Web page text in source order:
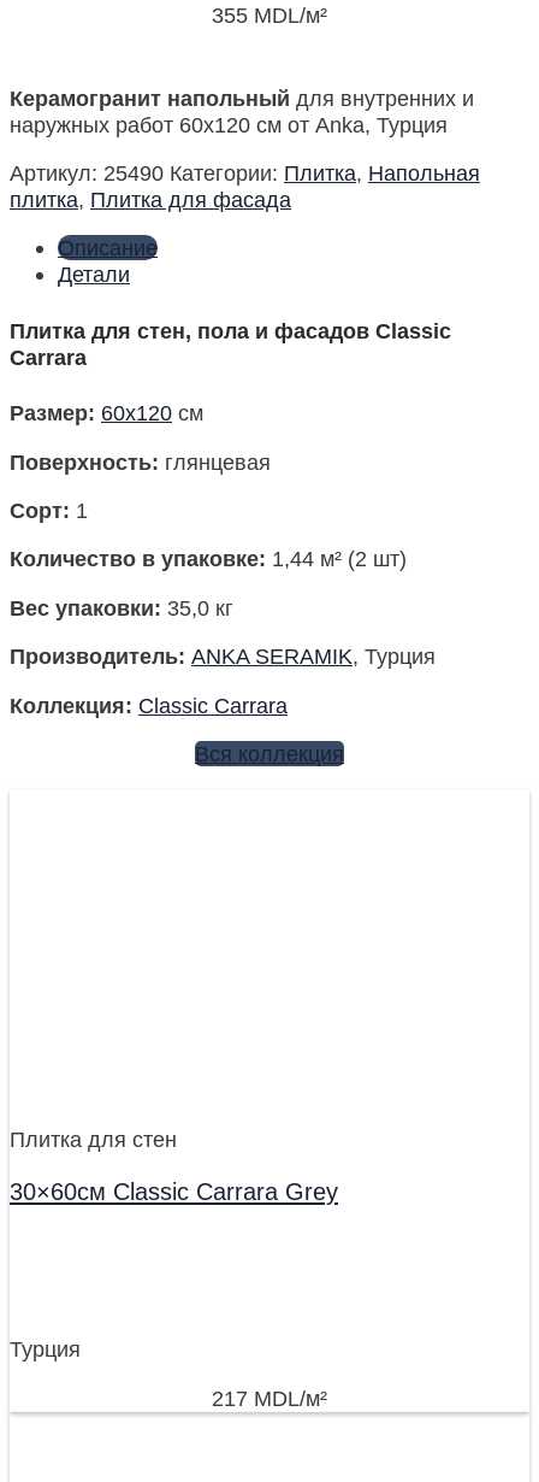
355 MDL/м²
Керамогранит напольный для внутренних и
наружных работ 60х120 см от Anka, Турция
Артикул: 25490 Категории: Плитка, Напольная
плитка, Плитка для фасада
Описание
Детали
Плитка для стен, пола и фасадов Classic
Carrara
Размер: 60х120 см
Поверхность: глянцевая
Сорт: 1
Количество в упаковке: 1,44 м² (2 шт)
Вес упаковки: 35,0 кг
Производитель: ANKA SERAMIK, Турция
Коллекция: Classic Carrara
Вся коллекция
Плитка для стен
30×60см Classic Carrara Grey
Турция
217 MDL/м²